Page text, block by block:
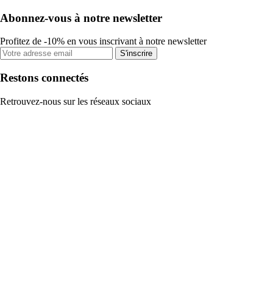
Abonnez-vous à notre newsletter
Profitez de -10% en vous inscrivant à notre newsletter
S'inscrire
Restons connectés
Retrouvez-nous sur les réseaux sociaux